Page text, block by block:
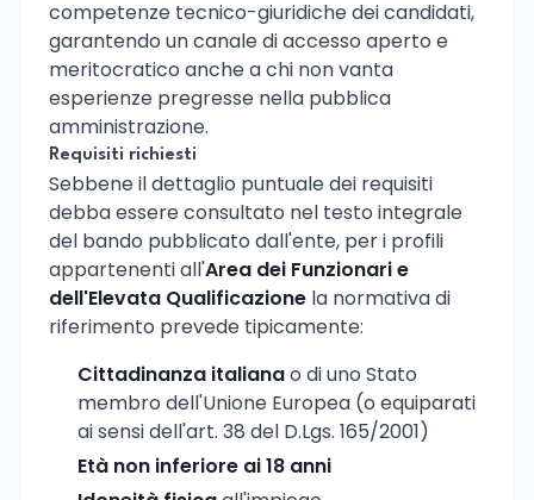
competenze tecnico-giuridiche dei candidati,
garantendo un canale di accesso aperto e
meritocratico anche a chi non vanta
esperienze pregresse nella pubblica
amministrazione.
Requisiti richiesti
Sebbene il dettaglio puntuale dei requisiti
debba essere consultato nel testo integrale
del bando pubblicato dall'ente, per i profili
appartenenti all'Area dei Funzionari e
dell'Elevata Qualificazione la normativa di
riferimento prevede tipicamente:
Cittadinanza italianao di uno Stato
membro dell'Unione Europea (o equiparati
ai sensi dell'art. 38 del D.Lgs. 165/2001)
Età non inferiore ai 18 anni